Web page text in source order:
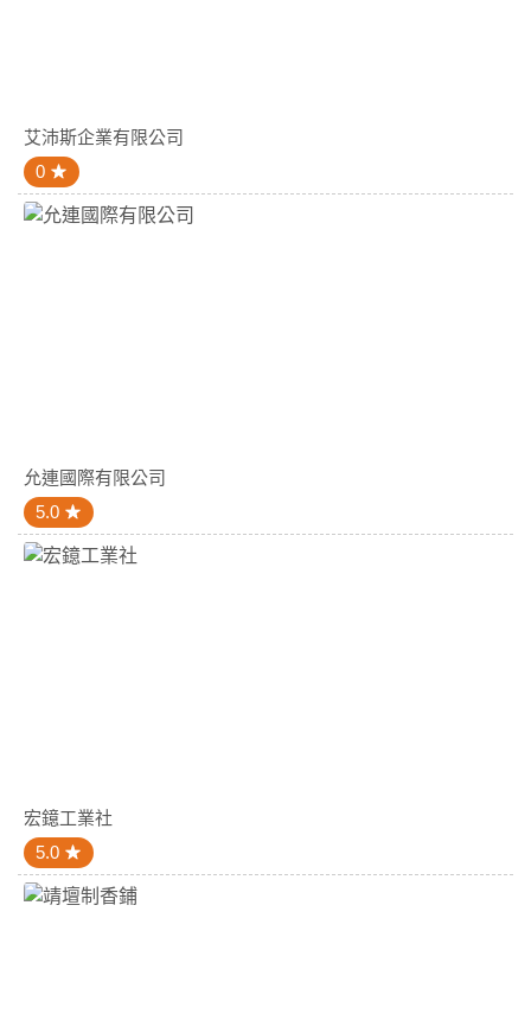
艾沛斯企業有限公司
0
允連國際有限公司
5.0
宏鐿工業社
5.0